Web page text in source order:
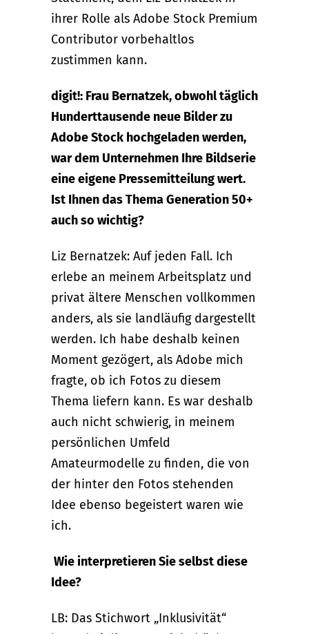
ihrer Rolle als Adobe Stock Premium
Contributor vorbehaltlos
zustimmen kann.
digit!: Frau Bernatzek, obwohl täglich
Hunderttausende neue Bilder zu
Adobe Stock hochgeladen werden,
war dem Unternehmen Ihre Bildserie
eine eigene Pressemitteilung wert.
Ist Ihnen das Thema Generation 50+
auch so wichtig?
Liz Bernatzek: Auf jeden Fall. Ich
erlebe an meinem Arbeitsplatz und
privat ältere Menschen vollkommen
anders, als sie landläufig dargestellt
werden. Ich habe deshalb keinen
Moment gezögert, als Adobe mich
fragte, ob ich Fotos zu diesem
Thema liefern kann. Es war deshalb
auch nicht schwierig, in meinem
persönlichen Umfeld
Amateurmodelle zu finden, die von
der hinter den Fotos stehenden
Idee ebenso begeistert waren wie
ich.
Wie interpretieren Sie selbst diese
Idee?
LB: Das Stichwort „Inklusivität“